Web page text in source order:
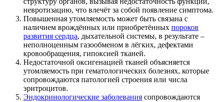
невротизацию, что влечёт за собой появление симптома.
Повышенная утомляемость может быть связана с
наличием врождённых или приобретённых пороков
развития сердца, дыхательной системы, в результате –
неполноценным газообменом в лёгких, дефектами
кровообращения, гипоксией тканей.
Недостаточной оксигенацией тканей объясняется
утомляемость при гематологических болезнях, которые
сопровождаются патологией строения или числа
эритроцитов.
Эндокринологические заболевания сопровождаются